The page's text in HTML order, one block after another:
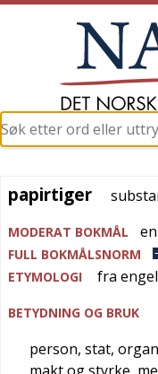
papirtiger
papirtiger
MODERAT BOKMÅL en
FULL BOKMÅLSNORM
ETYMOLOGI
fra
BETYDNING OG BRUK
person, stat,